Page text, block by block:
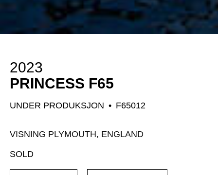
2023
PRINCESS F65
UNDER PRODUKSJON • F65012
VISNING PLYMOUTH, ENGLAND
SOLD